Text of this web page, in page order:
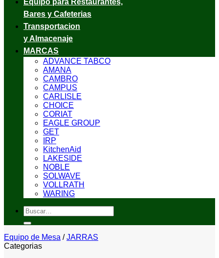
Equipo para Restaurantes,
Bares y Cafeterias
Transportacion
y Almacenaje
MARCAS
ADVANCE TABCO
AMANA
CAMBRO
CAMPUS
CARLISLE
CHOICE
CORIAT
EAGLE GROUP
GET
IRP
KitchenAid
LAKESIDE
NOBLE
SOLWAVE
VOLLRATH
WARING
Buscar
por:
Equipo de Mesa / JARRAS
Categorias